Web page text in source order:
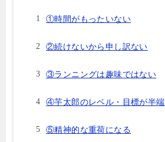
①時間がもったいない
②続けないから申し訳ない
③ランニングは趣味ではない
④芋太郎のレベル・目標が半端
⑤精神的な重荷になる